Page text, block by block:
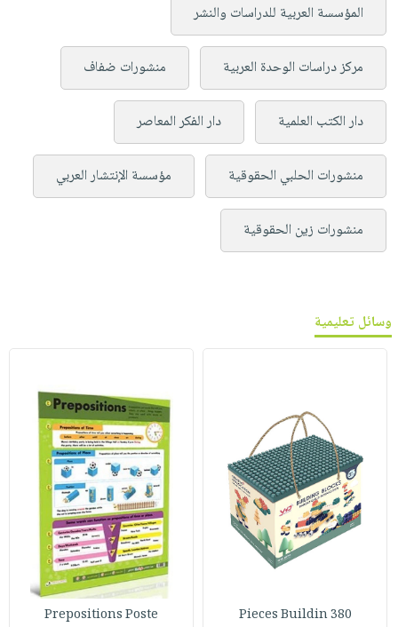
المؤسسة العربية للدراسات والنشر
مركز دراسات الوحدة العربية منشورات ضفاف
دار الكتب العلمية دار الفكر المعاصر
منشورات الحلبي الحقوقية مؤسسة الإنتشار العربي
منشورات زين الحقوقية
وسائل تعليمية
380 Pieces Buildin
Prepositions Poste